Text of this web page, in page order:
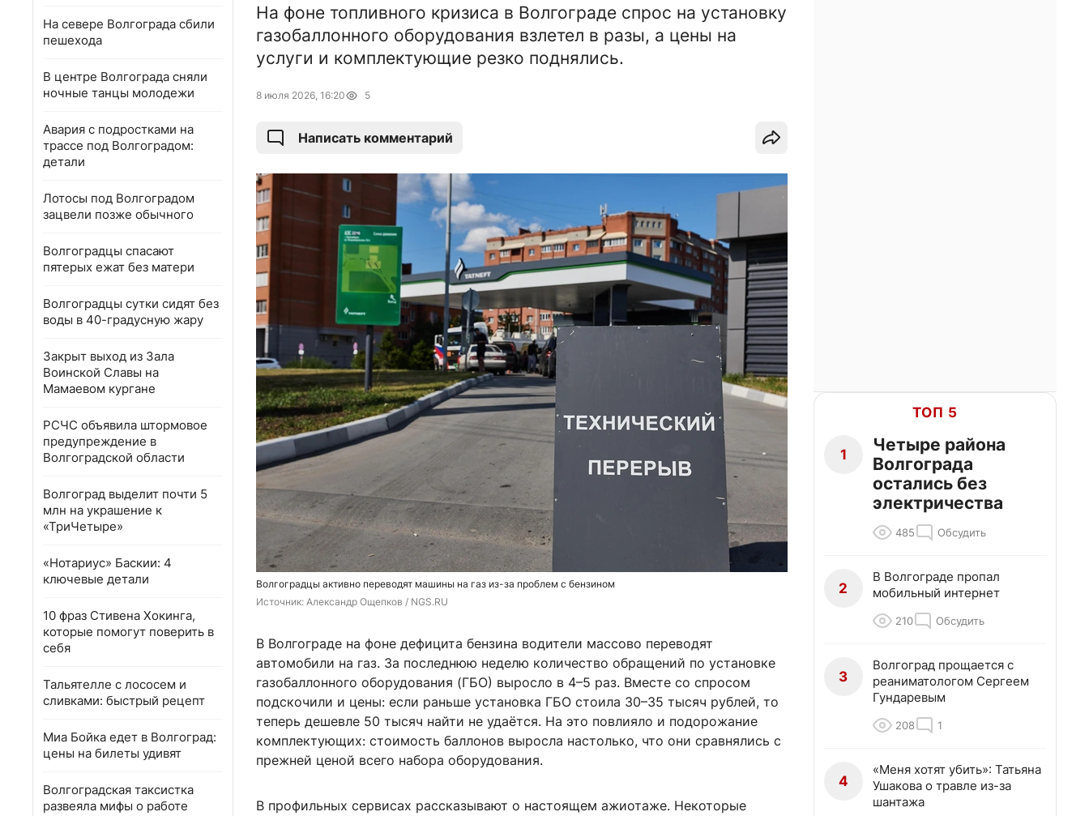
На севере Волгограда сбили
пешехода
В центре Волгограда сняли
ночные танцы молодежи
Авария с подростками на
трассе под Волгоградом:
детали
Лотосы под Волгоградом
зацвели позже обычного
Волгоградцы спасают
пятерых ежат без матери
Волгоградцы сутки сидят без
воды в 40-градусную жару
Закрыт выход из Зала
Воинской Славы на
Мамаевом кургане
РСЧС объявила штормовое
предупреждение в
Волгоградской области
Волгоград выделит почти 5
млн на украшение к
«ТриЧетыре»
«Нотариус» Баскии: 4
ключевые детали
10 фраз Стивена Хокинга,
которые помогут поверить в
себя
Тальятелле с лососем и
сливками: быстрый рецепт
Миа Бойка едет в Волгоград:
цены на билеты удивят
Волгоградская таксистка
развеяла мифы о работе
На фоне топливного кризиса в Волгограде спрос на установку
газобаллонного оборудования взлетел в разы, а цены на
услуги и комплектующие резко поднялись.
8 июля 2026, 16:20 5
Написать комментарий
Волгоградцы активно переводят машины на газ из-за проблем с бензином
Источник: Александр Ощепков / NGS.RU
В Волгограде на фоне дефицита бензина водители массово переводят
автомобили на газ. За последнюю неделю количество обращений по установке
газобаллонного оборудования (ГБО) выросло в 4–5 раз. Вместе со спросом
подскочили и цены: если раньше установка ГБО стоила 30–35 тысяч рублей, то
теперь дешевле 50 тысяч найти не удаётся. На это повлияло и подорожание
комплектующих: стоимость баллонов выросла настолько, что они сравнялись с
прежней ценой всего набора оборудования.
В профильных сервисах рассказывают о настоящем ажиотаже. Некоторые
ТОП 5
1
Четыре района
Волгограда
остались без
электричества
485 Обсудить
2
В Волгограде пропал
мобильный интернет
210 Обсудить
3
Волгоград прощается с
реаниматологом Сергеем
Гундаревым
208 1
4
«Меня хотят убить»: Татьяна
Ушакова о травле из-за
шантажа